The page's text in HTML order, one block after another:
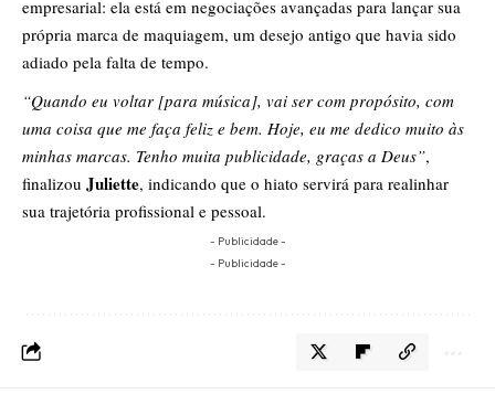
empresarial: ela está em negociações avançadas para lançar sua
própria marca de maquiagem, um desejo antigo que havia sido
adiado pela falta de tempo.
“Quando eu voltar [para música], vai ser com propósito, com
uma coisa que me faça feliz e bem. Hoje, eu me dedico muito às
minhas marcas. Tenho muita publicidade, graças a Deus”,
finalizou Juliette, indicando que o hiato servirá para realinhar
sua trajetória profissional e pessoal.
- Publicidade -
- Publicidade -